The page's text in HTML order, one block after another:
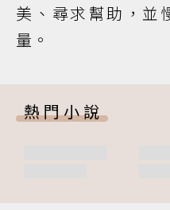
美、尋求幫助，並
量。
熱門小說